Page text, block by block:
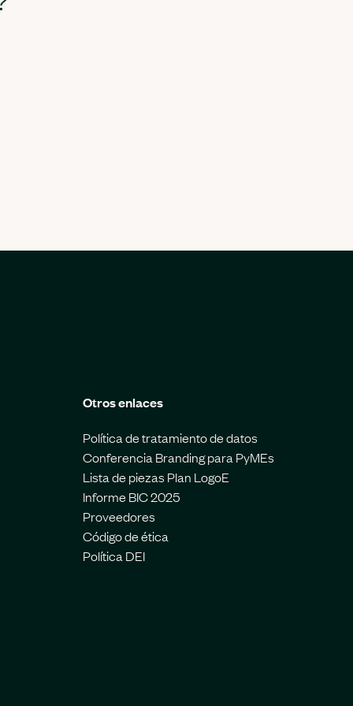
Otros enlaces
Política de tratamiento de datos
Conferencia Branding para PyMEs
Lista de piezas Plan LogoE
Informe BIC 2025
Proveedores
Código de ética
Política DEI